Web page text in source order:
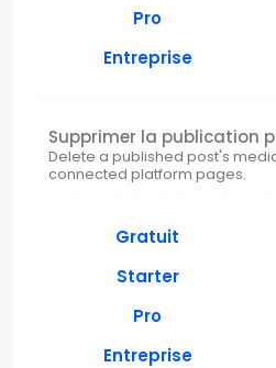
Pro
Entreprise
Supprimer la publication
Delete a published post's
connected platform pages.
Gratuit
Starter
Pro
Entreprise